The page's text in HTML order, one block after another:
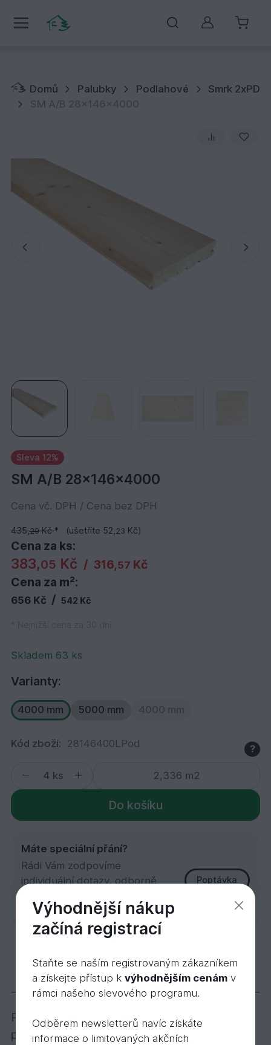
Můj účet
Domů Palubky Podlahové
Smrk 2xPD
SM A/B 28x146x4000
Sleva 12%
SM A/B 28x146x4000
Cena vč. DPH / Cena bez DPH
435,29Kč* (ušetříte 52, 23 Kč)
Cena za ks:
383,05 Kč / 316,57 Kč
Cena za m²:
656 Kč / 542 Kč
Skladem 63 ks
Varianty:
4000 mm 5000 mm 4000 mm
Kód zboží: 28146400LPod ?
ks
Do košíku
Máte speciální přání?
Rádi Vám zodpovíme
individuální dotazy, odborně
zakázkovou kalkulaci.
Poptávka
383,05Kč359,74Kč
Popis Varianty Příslušenství
Palubky smrkové, ostrá hrana, bez
povrchové úpravy, k dodání různé délky.
Výhodnější nákup
začíná registrací
Staňte se naším registrovaným zákazníkem
a získejte přístup k výhodnějším cenámv
rámci našeho slevového programu.
Odběrem newsletterů navíc získáte
informace o limitovaných akčních